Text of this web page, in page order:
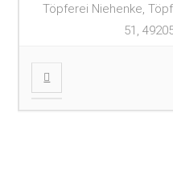
Töpferei Niehenke,
51,